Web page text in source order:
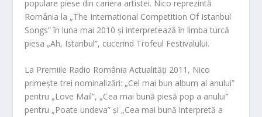
populare piese din cariera artistei. Nico reprezintă
România la „The International Competition Of Istanbul
Songs” în luna mai 2010 și interpretează în limba turcă
piesa „Ah, Istanbul”, cucerind Trofeul Festivalului.
La Premiile Radio România Actualități 2011, Nico
primește trei nominalizări: „Cel mai bun album al anului”
pentru „Love Mail”, „Cea mai bună piesă pop a anului”
pentru „Poate undeva” și „Cea mai bună interpretă a